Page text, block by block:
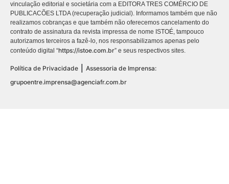
vinculação editorial e societária com a EDITORA TRES COMÉRCIO DE
PUBLICACÕES LTDA (recuperação judicial). Informamos também que não
realizamos cobranças e que também não oferecemos cancelamento do
contrato de assinatura da revista impressa de nome ISTOÉ, tampouco
autorizamos terceiros a fazê-lo, nos responsabilizamos apenas pelo
conteúdo digital “https://istoe.com.br” e seus respectivos sites.
Política de Privacidade
Assessoria de Imprensa:
grupoentre.imprensa@agenciafr.com.br